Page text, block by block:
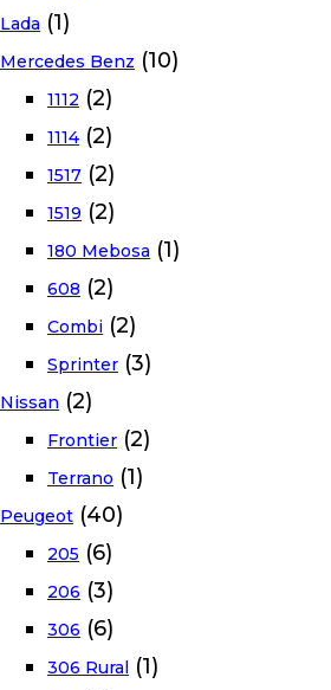
Lada (1)
Mercedes Benz (10)
1112 (2)
1114 (2)
1517 (2)
1519 (2)
180 Mebosa (1)
608 (2)
Combi (2)
Sprinter (3)
Nissan (2)
Frontier (2)
Terrano (1)
Peugeot (40)
205 (6)
206 (3)
306 (6)
306 Rural (1)